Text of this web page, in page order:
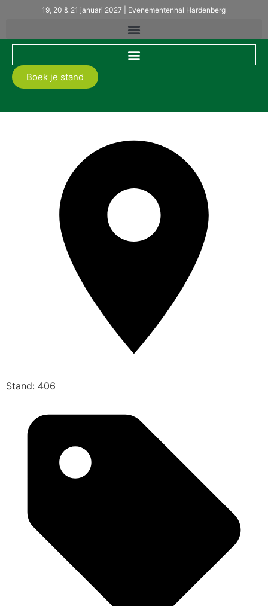
19, 20 & 21 januari 2027 | Evenementenhal Hardenberg
Boek je stand
Stand: 406